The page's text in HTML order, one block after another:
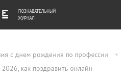
с днем рождения по профессии
как поздравить онлайн
ДЕНЬГИ
ПОЗНАВАТЕЛЬНЫЙ
ЖУРНАЛ